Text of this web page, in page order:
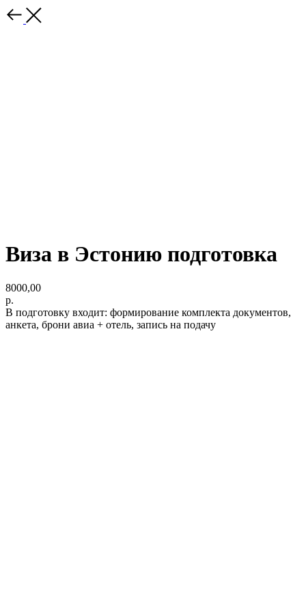
Виза в Эстонию подготовка
8000,00
р.
В подготовку входит: формирование комплекта документов,
анкета, брони авиа + отель, запись на подачу